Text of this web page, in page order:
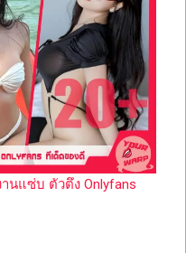
นแซ่บ ตัวตึง Onlyfans